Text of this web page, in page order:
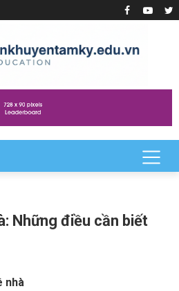
Những điều cần biết
nhà